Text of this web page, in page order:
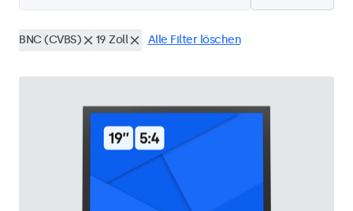
BNC (CVBS) 19 Zoll Alle Filter löschen